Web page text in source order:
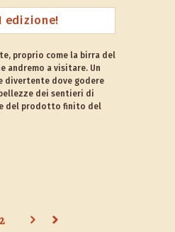
proprio come la birra del
andremo a visitare. Un
divertente dove godere
dei sentieri di
del prodotto finito del
2